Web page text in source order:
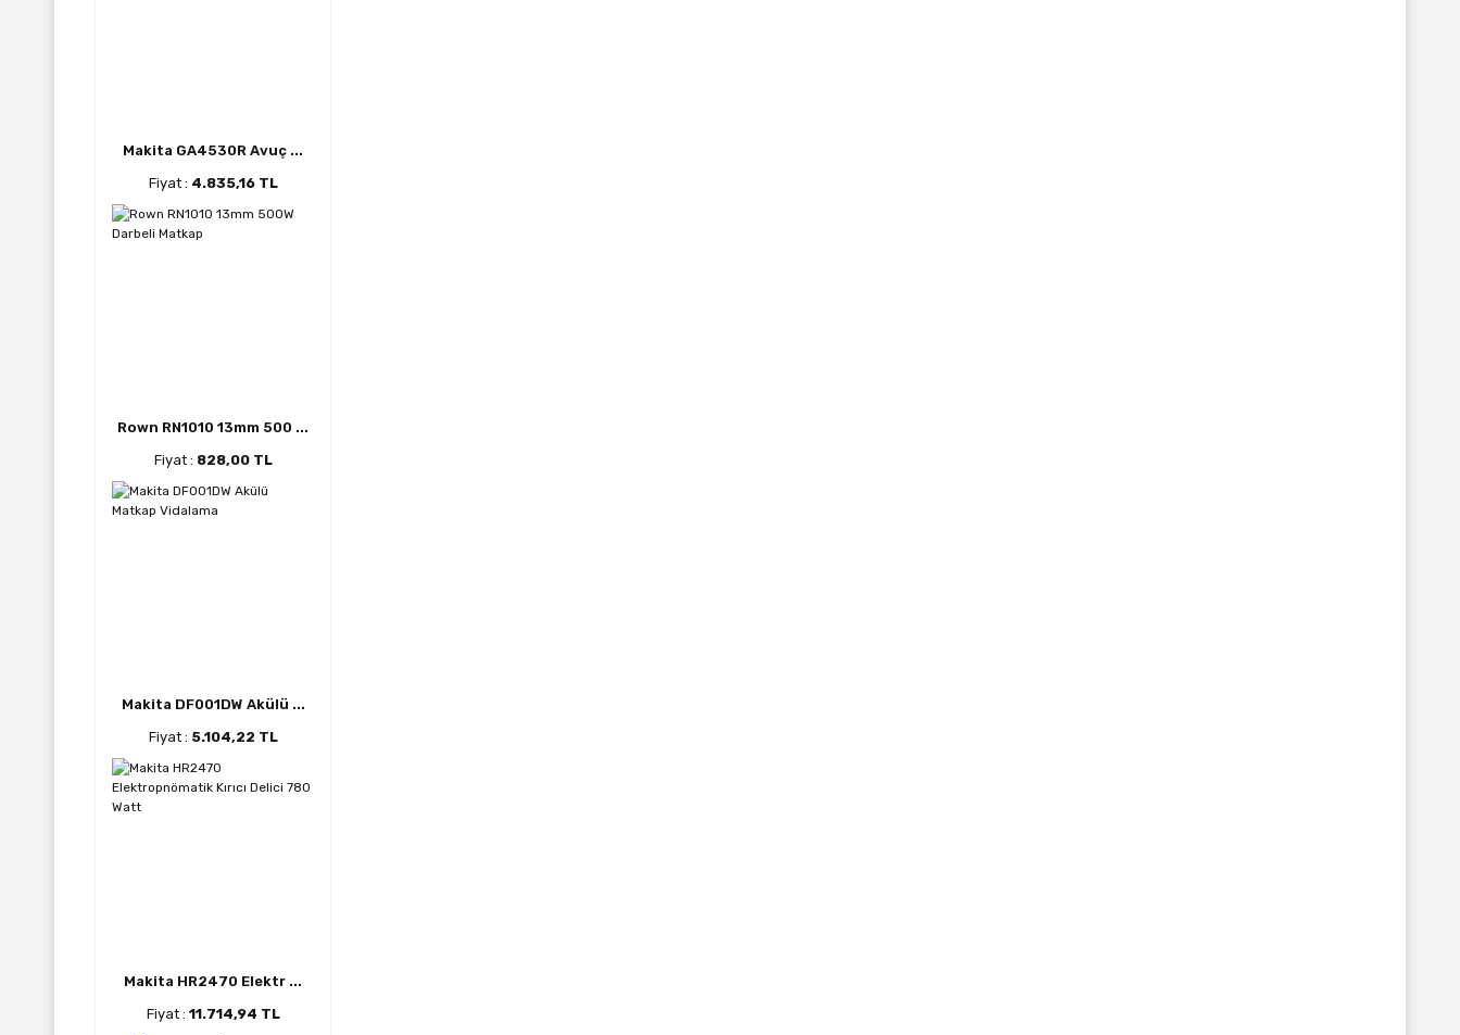
Makita GA4530R Avuç ...
Fiyat : 4.835,16 TL
Rown RN1010 13mm 500 ...
Fiyat : 828,00 TL
Makita DF001DW Akülü ...
Fiyat : 5.104,22 TL
Makita HR2470 Elektr ...
Fiyat : 11.714,94 TL